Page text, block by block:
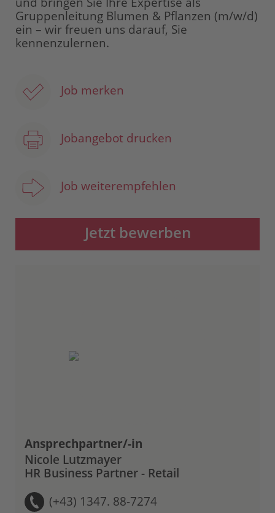
Gruppenleitung Blumen & Pflanzen (m/w/d)
ein – wir freuen uns darauf, Sie
kennenzulernen.
Job merken
Jobangebot drucken
Job weiterempfehlen
Jetzt bewerben
Ansprechpartner/-in
Nicole Lutzmayer
HR Business Partner - Retail
(+43) 1347. 88-7274